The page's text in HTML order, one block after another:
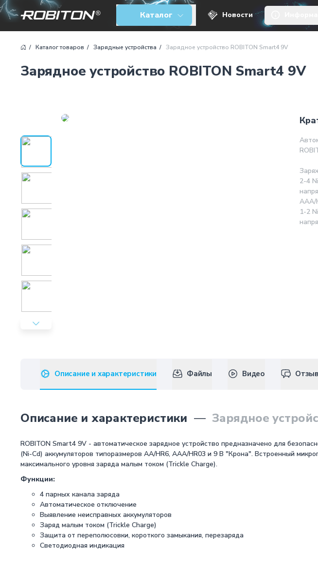
Каталог Новости
Каталог товаров Зарядные устройства Зарядное устройство ROBITON Smart4 9V
Зарядное устройство ROBITON Smart4 9V
Зарядное устройство ROBITON Smart4 9V
2-4
1-2
Описание и характеристики Файлы Видео
Описание и характеристики — Зарядное
ROBITON Smart4 9V - автоматическое зарядное устройство предназначено для
(Ni-Cd) аккумуляторов типоразмеров АА/HR6, AAA/HR03 и 9 В "Крона". Встроенный
максимального уровня заряда малым током (Trickle Charge).
Функции:
4 парных канала заряда
Автоматическое отключение
Выявление неисправных аккумуляторов
Заряд малым током (Trickle Charge)
Защита от переполюсовки, короткого замыкания, перезаряда
Светодиодная индикация